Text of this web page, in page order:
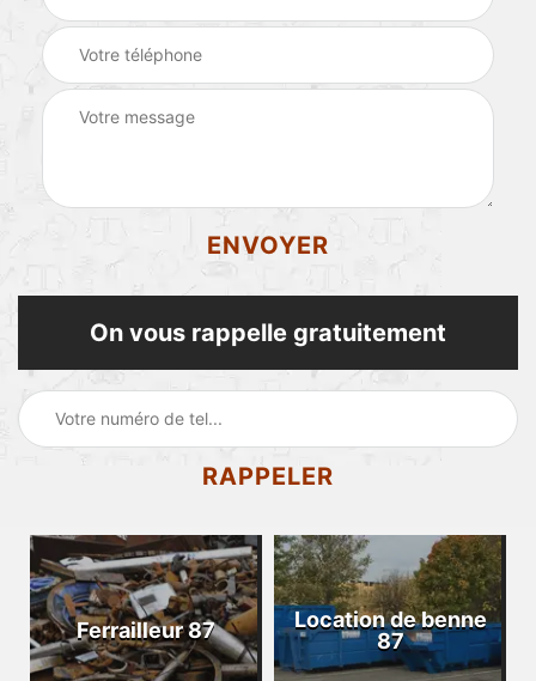
On vous rappelle gratuitement
Ferrailleur 87
Location de benne
87